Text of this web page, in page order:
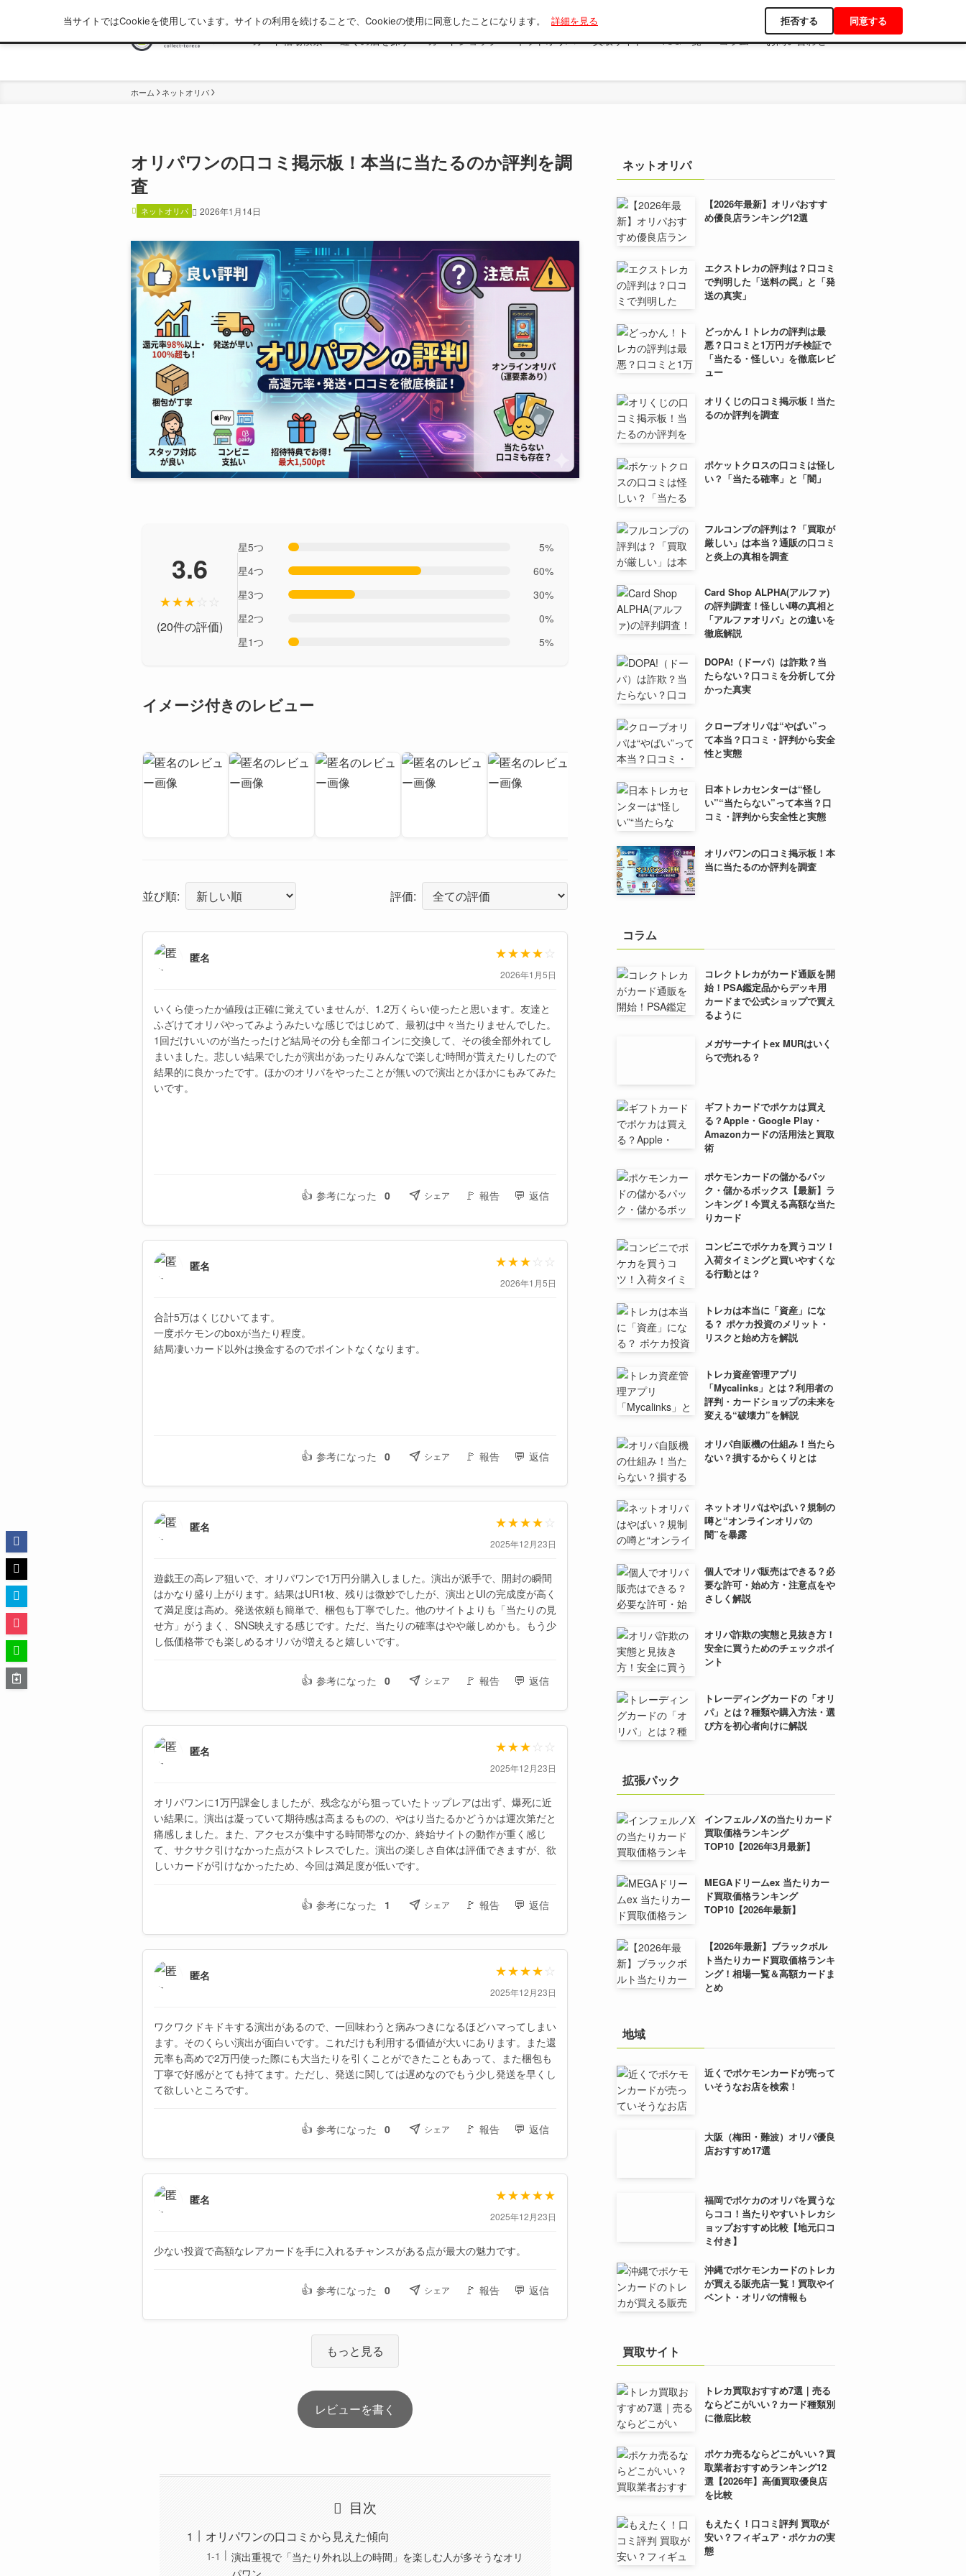
カード相場検索 近くの店を探す カードショップ ネットオリパ 買取サイト TCG一覧 コラム お問い合わせ
ホーム ネットオリパ
オリパワンの口コミ掲示板！本当に当たるのか評判を調
査
ネットオリパ 2026年1月14日
3.6
★★★☆ ☆
(20件の評価)
星5つ
5%
星4つ
60%
星3つ
30%
星2つ
0%
星1つ
5%
イメージ付きのレビュー
並び順: 評価:
匿名 ★★★★☆
2026年1月5日
いくら使ったか値段は正確に覚えていませんが、1.2万くらい使ったと思います。友達と
ふざけてオリパやってみようみたいな感じではじめて、最初は中々当たりませんでした。
1回だけいいのが当たったけど結局その分も全部コインに交換して、その後全部外れてし
まいました。悲しい結果でしたが演出があったりみんなで楽しむ時間が貰えたりしたので
結果的に良かったです。ほかのオリパをやったことが無いので演出とかほかにもみてみた
いです。
👍 参考になった 0 シェア 🚩 報告 💬 返信
匿名 ★★★☆ ☆
2026年1月5日
合計5万はくじひいてます。
一度ポケモンのboxが当たり程度。
結局凄いカード以外は換金するのでポイントなくなります。
👍 参考になった 0 シェア 🚩 報告 💬 返信
匿名 ★★★★☆
2025年12月23日
遊戯王の高レア狙いで、オリパワンで1万円分購入しました。演出が派手で、開封の瞬間
はかなり盛り上がります。結果はUR1枚、残りは微妙でしたが、演出とUIの完成度が高く
て満足度は高め。発送依頼も簡単で、梱包も丁寧でした。他のサイトよりも「当たりの見
せ方」がうまく、SNS映えする感じです。ただ、当たりの確率はやや厳しめかも。もう少
し低価格帯でも楽しめるオリパが増えると嬉しいです。
👍 参考になった 0 シェア 🚩 報告 💬 返信
匿名 ★★★☆ ☆
2025年12月23日
オリパワンに1万円課金しましたが、残念ながら狙っていたトップレアは出ず、爆死に近
い結果に。演出は凝っていて期待感は高まるものの、やはり当たるかどうかは運次第だと
痛感しました。また、アクセスが集中する時間帯なのか、終始サイトの動作が重く感じ
て、サクサク引けなかった点がストレスでした。演出の楽しさ自体は評価できますが、欲
しいカードが引けなかったため、今回は満足度が低いです。
👍 参考になった 1 シェア 🚩 報告 💬 返信
匿名 ★★★★☆
2025年12月23日
ワクワクドキドキする演出があるので、一回味わうと病みつきになるほどハマってしまい
ます。そのくらい演出が面白いです。これだけも利用する価値が大いにあります。また還
元率も高めで2万円使った際にも大当たりを引くことができたこともあって、また梱包も
丁寧で好感がとても持てます。ただし、発送に関しては遅めなのでもう少し発送を早くし
て欲しいところです。
👍 参考になった 0 シェア 🚩 報告 💬 返信
匿名 ★★★★★
2025年12月23日
少ない投資で高額なレアカードを手に入れるチャンスがある点が最大の魅力です。
👍 参考になった 0 シェア 🚩 報告 💬 返信
もっと見る
レビューを書く
目次
オリパワンの口コミから見えた傾向
演出重視で「当たり外れ以上の時間」を楽しむ人が多そうなオリ
パワン
ネットオリパ
【2026年最新】オリパおすす
め優良店ランキング12選
エクストレカの評判は？口コミ
で判明した「送料の罠」と「発
送の真実」
どっかん！トレカの評判は最
悪？口コミと1万円ガチ検証で
「当たる・怪しい」を徹底レビ
ュー
オリくじの口コミ掲示板！当た
るのか評判を調査
ポケットクロスの口コミは怪し
い？「当たる確率」と「闇」
フルコンプの評判は？「買取が
厳しい」は本当？通販の口コミ
と炎上の真相を調査
Card Shop ALPHA(アルファ)
の評判調査！怪しい噂の真相と
「アルファオリパ」との違いを
徹底解説
DOPA!（ドーパ）は詐欺？当
たらない？口コミを分析して分
かった真実
クローブオリパは“やばい”っ
て本当？口コミ・評判から安全
性と実態
日本トレカセンターは“怪し
い”“当たらない”って本当？口
コミ・評判から安全性と実態
オリパワンの口コミ掲示板！本
当に当たるのか評判を調査
コラム
コレクトレカがカード通販を開
始！PSA鑑定品からデッキ用
カードまで公式ショップで買え
るように
メガサーナイトex MURはいく
らで売れる？
ギフトカードでポケカは買え
る？Apple・Google Play・
Amazonカードの活用法と買取
術
ポケモンカードの儲かるパッ
ク・儲かるボックス【最新】ラ
ンキング！今買える高額な当た
りカード
コンビニでポケカを買うコツ！
入荷タイミングと買いやすくな
る行動とは？
トレカは本当に「資産」にな
る？ ポケカ投資のメリット・
リスクと始め方を解説
トレカ資産管理アプリ
「Mycalinks」とは？利用者の
評判・カードショップの未来を
変える“破壊力”を解説
オリパ自販機の仕組み！当たら
ない？損するからくりとは
ネットオリパはやばい？規制の
噂と“オンラインオリパの
闇”を暴露
個人でオリパ販売はできる？必
要な許可・始め方・注意点をや
さしく解説
オリパ詐欺の実態と見抜き方！
安全に買うためのチェックポイ
ント
トレーディングカードの「オリ
パ」とは？種類や購入方法・選
び方を初心者向けに解説
拡張パック
インフェルノXの当たりカード
買取価格ランキング
TOP10【2026年3月最新】
MEGAドリームex 当たりカー
ド買取価格ランキング
TOP10【2026年最新】
【2026年最新】ブラックボル
ト当たりカード買取価格ランキ
ング！相場一覧＆高額カードま
とめ
地域
近くでポケモンカードが売って
いそうなお店を検索！
大阪（梅田・難波）オリパ優良
店おすすめ17選
福岡でポケカのオリパを買うな
らココ！当たりやすいトレカシ
ョップおすすめ比較【地元口コ
ミ付き】
沖縄でポケモンカードのトレカ
が買える販売店一覧！買取やイ
ベント・オリパの情報も
買取サイト
トレカ買取おすすめ7選｜売る
ならどこがいい？カード種類別
に徹底比較
ポケカ売るならどこがいい？買
取業者おすすめランキング12
選【2026年】高価買取優良店
を比較
もえたく！口コミ評判 買取が
安い？フィギュア・ポケカの実
態
当サイトではCookieを使用しています。サイトの利用を続けることで、Cookieの使用に同意したことになります。 詳細を見る 拒否する 同意する